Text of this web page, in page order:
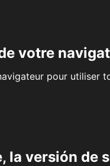
votre
pour utiliser
la versión de